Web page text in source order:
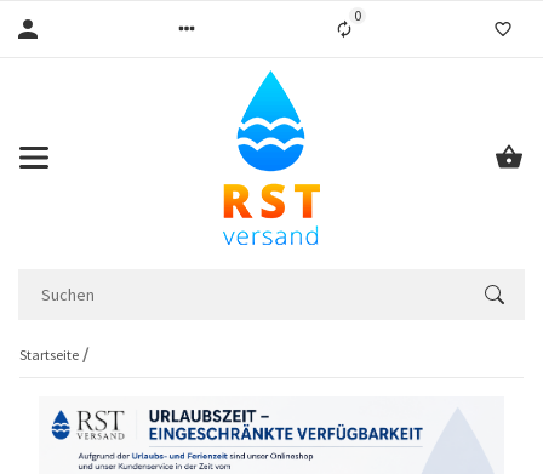
0Liste ist leer
Startseite